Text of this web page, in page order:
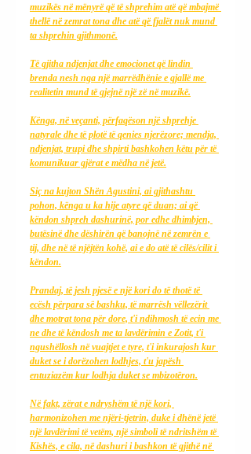
muzikës në mënyrë që të shprehim atë që mbajmë
thellë në zemrat tona dhe atë që fjalët nuk mund
ta shprehin gjithmonë.
Të gjitha ndjenjat dhe emocionet që lindin
brenda nesh nga një marrëdhënie e gjallë me
realitetin mund të gjejnë një zë në muzikë.
Kënga, në veçanti, përfaqëson një shprehje
natyrale dhe të plotë të qenies njerëzore; mendja,
ndjenjat, trupi dhe shpirti bashkohen këtu për të
komunikuar gjërat e mëdha në jetë.
Siç na kujton Shën Agustini, ai gjithashtu
pohon, kënga u ka hije atyre që duan; ai që
këndon shpreh dashurinë, por edhe dhimbjen,
butësinë dhe dëshirën që banojnë në zemrën e
tij, dhe në të njëjtën kohë, ai e do atë të cilës/cilit i
këndon.
Prandaj, të jesh pjesë e një kori do të thotë të
ecësh përpara së bashku, të marrësh vëllezërit
dhe motrat tona për dore, t'i ndihmosh të ecin me
ne dhe të këndosh me ta lavdërimin e Zotit, t'i
ngushëllosh në vuajtjet e tyre, t'i inkurajosh kur
duket se i dorëzohen lodhjes, t'u japësh
entuziazëm kur lodhja duket se mbizotëron.
Në fakt, zërat e ndryshëm të një kori,
harmonizohen me njëri-tjetrin, duke i dhënë jetë
një lavdërimi të vetëm, një simboli të ndritshëm të
Kishës, e cila, në dashuri i bashkon të gjithë në